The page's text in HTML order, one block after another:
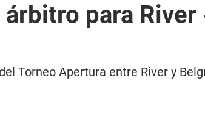
para River
Torneo Apertura entre River y